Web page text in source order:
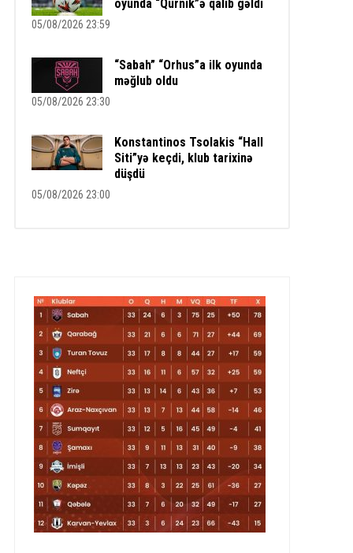
oyunda “Qurnik”ə qalib gəldi
05/08/2026 23:59
“Sabah” “Orhus”a ilk oyunda
məğlub oldu
05/08/2026 23:30
Konstantinos Tsolakis “Hall
Siti”yə keçdi, klub tarixinə
düşdü
05/08/2026 23:00